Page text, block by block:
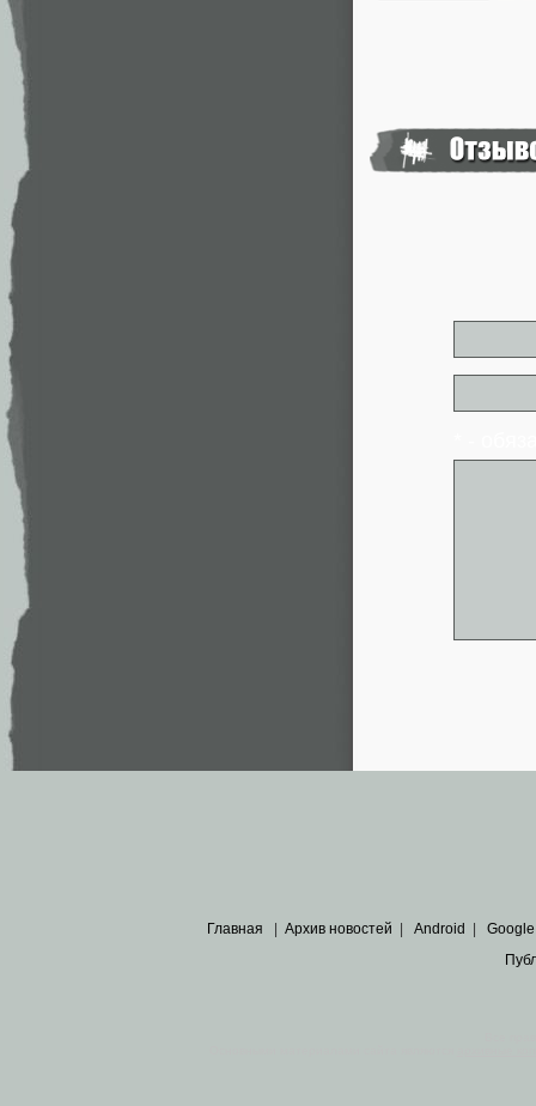
Главная Архив новостей Android Google